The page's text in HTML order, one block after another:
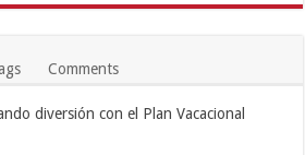
Comments
diversión con el Plan Vacacional